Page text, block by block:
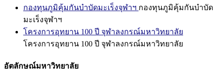
กองทุนภูมิคุ้มกันบำบัดมะเร็งจุฬาฯ กองทุนภูมิคุ้มกันบำบัด
มะเร็งจุฬาฯ
โครงการอุทยาน 100 ปี จุฬาลงกรณ์มหาวิทยาลัย
โครงการอุทยาน 100 ปี จุฬาลงกรณ์มหาวิทยาลัย
อัตลักษณ์มหาวิทยาลัย